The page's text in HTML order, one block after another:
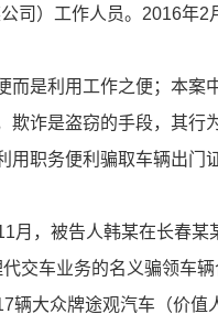
）工作人员。2016年2
是利用工作之便；本案
诈是盗窃的手段，其行
职务便利骗取车辆出门
，被告人韩某在长春某
交车业务的名义骗领车
辆大众牌途观汽车（价值